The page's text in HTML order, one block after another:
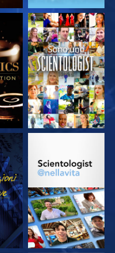
GUARDA
ESPLORA LE